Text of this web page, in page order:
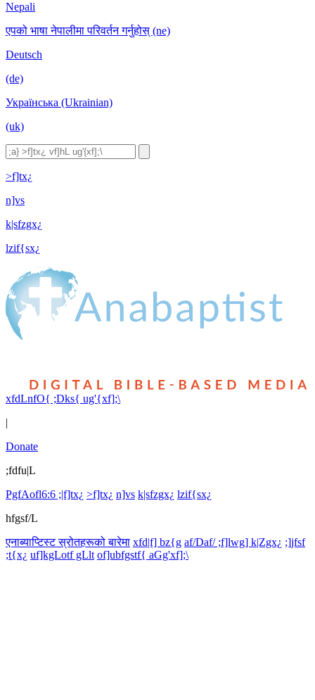
Nepali
एपको भाषा नेपालीमा परिवर्तन गर्नुहोस् (ne)
Deutsch
(de)
Українська (Ukrainian)
(uk)
>f]tx¿
n]vs
k|sfzgx¿
lzif{sx¿
xfdLnfO{ ;Dks{ ug'{xf];\
|
Donate
;fdfu|L
PgfAofl6:6 ;|f]tx¿ >f]tx¿ n]vs k|sfzgx¿ lzif{sx¿
hfgsf/L
एनाब्याप्टिस्ट स्रोतहरूको बारेमा xfd|f] bz{g af/Daf/ ;f]lwg] k|Zgx¿ ;]jfsf
;t{x¿ uf]kgLotf gLlt of]ubfgstf{ aGg'xf];\